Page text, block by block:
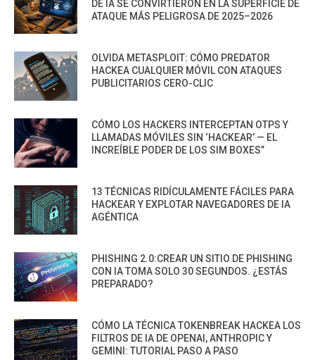
DE IA SE CONVIRTIERON EN LA SUPERFICIE DE
ATAQUE MÁS PELIGROSA DE 2025–2026
OLVIDA METASPLOIT: CÓMO PREDATOR
HACKEA CUALQUIER MÓVIL CON ATAQUES
PUBLICITARIOS CERO-CLIC
CÓMO LOS HACKERS INTERCEPTAN OTPS Y
LLAMADAS MÓVILES SIN ‘HACKEAR’ — EL
INCREÍBLE PODER DE LOS SIM BOXES”
13 TÉCNICAS RIDÍCULAMENTE FÁCILES PARA
HACKEAR Y EXPLOTAR NAVEGADORES DE IA
AGÉNTICA
PHISHING 2.0:CREAR UN SITIO DE PHISHING
CON IA TOMA SOLO 30 SEGUNDOS. ¿ESTÁS
PREPARADO?
CÓMO LA TÉCNICA TOKENBREAK HACKEA LOS
FILTROS DE IA DE OPENAI, ANTHROPIC Y
GEMINI: TUTORIAL PASO A PASO